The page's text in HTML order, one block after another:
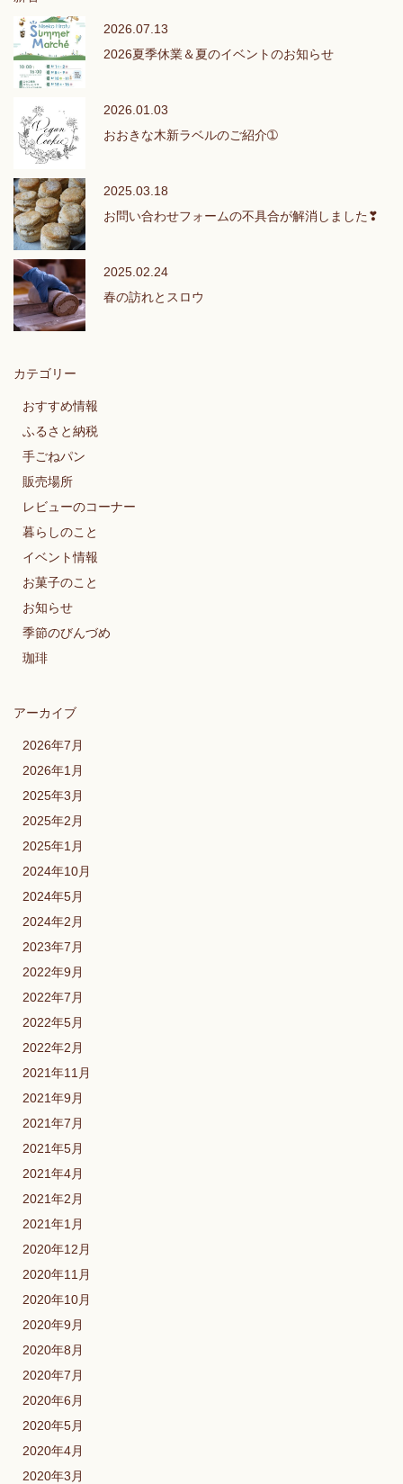
2026.07.13
2026夏季休業＆夏のイベントのお知らせ
2026.01.03
おおきな木新ラベルのご紹介➀
2025.03.18
お問い合わせフォームの不具合が解消しました❣
2025.02.24
春の訪れとスロウ
カテゴリー
おすすめ情報
ふるさと納税
手ごねパン
販売場所
レビューのコーナー
暮らしのこと
イベント情報
お菓子のこと
お知らせ
季節のびんづめ
珈琲
アーカイブ
2026年7月
2026年1月
2025年3月
2025年2月
2025年1月
2024年10月
2024年5月
2024年2月
2023年7月
2022年9月
2022年7月
2022年5月
2022年2月
2021年11月
2021年9月
2021年7月
2021年5月
2021年4月
2021年2月
2021年1月
2020年12月
2020年11月
2020年10月
2020年9月
2020年8月
2020年7月
2020年6月
2020年5月
2020年4月
2020年3月